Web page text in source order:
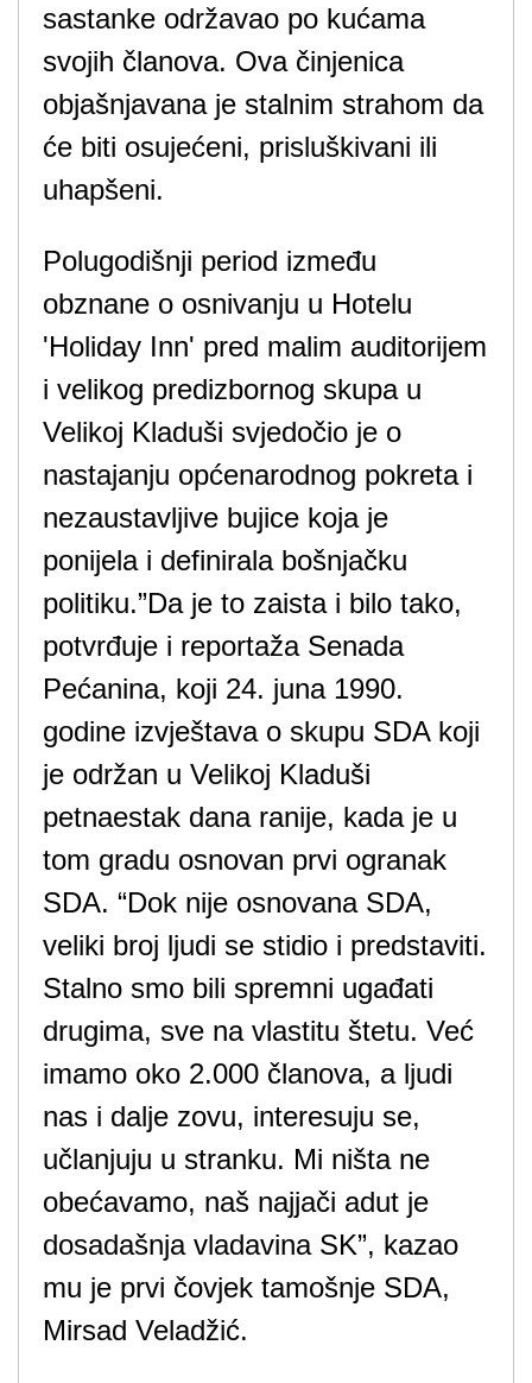
sastanke održavao po kućama
svojih članova. Ova činjenica
objašnjavana je stalnim strahom da
će biti osujećeni, prisluškivani ili
uhapšeni.
Polugodišnji period između
obznane o osnivanju u Hotelu
'Holiday Inn' pred malim auditorijem
i velikog predizbornog skupa u
Velikoj Kladuši svjedočio je o
nastajanju općenarodnog pokreta i
nezaustavljive bujice koja je
ponijela i definirala bošnjačku
politiku.”Da je to zaista i bilo tako,
potvrđuje i reportaža Senada
Pećanina, koji 24. juna 1990.
godine izvještava o skupu SDA koji
je održan u Velikoj Kladuši
petnaestak dana ranije, kada je u
tom gradu osnovan prvi ogranak
SDA. “Dok nije osnovana SDA,
veliki broj ljudi se stidio i predstaviti.
Stalno smo bili spremni ugađati
drugima, sve na vlastitu štetu. Već
imamo oko 2.000 članova, a ljudi
nas i dalje zovu, interesuju se,
učlanjuju u stranku. Mi ništa ne
obećavamo, naš najjači adut je
dosadašnja vladavina SK”, kazao
mu je prvi čovjek tamošnje SDA,
Mirsad Veladžić.